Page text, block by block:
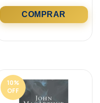
10%
OFF